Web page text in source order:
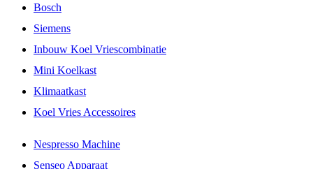
Bosch
Siemens
Inbouw Koel Vriescombinatie
Mini Koelkast
Klimaatkast
Koel Vries Accessoires
Nespresso Machine
Senseo Apparaat